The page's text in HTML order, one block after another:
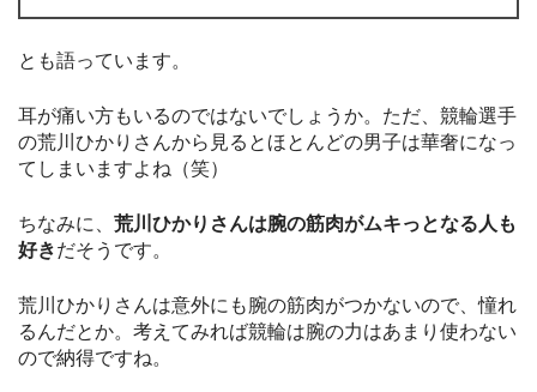
とも語っています。
耳が痛い方もいるのではないでしょうか。ただ、競輪選手
の荒川ひかりさんから見るとほとんどの男子は華奢になっ
てしまいますよね（笑）
ちなみに、 荒川ひかりさんは腕の筋肉がムキっとなる人も
好きだそうです。
荒川ひかりさんは意外にも腕の筋肉がつかないので、憧れ
るんだとか。考えてみれば競輪は腕の力はあまり使わない
ので納得ですね。